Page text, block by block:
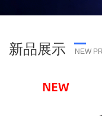
新品展示 NEW